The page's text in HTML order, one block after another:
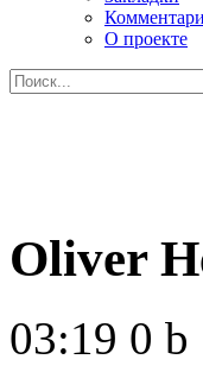
О проекте
Oliver
03:19 0 b